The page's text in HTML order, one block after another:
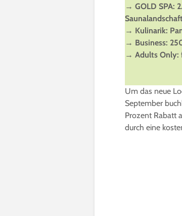
→ GOLD SPA:
→ Kulinarik:
→ Business:
→ Adults Only:
Um das neue
September
Prozent Rabatt
durch eine